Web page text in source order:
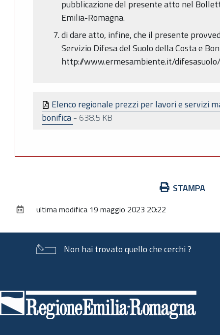
pubblicazione del presente atto nel
Emilia-Romagna.
di dare atto, infine, che il presente
Servizio Difesa del Suolo della Costa e
http://www.ermesambiente.it/
Elenco regionale prezzi per lavori e servizi
bonifica- 638.5 KB
documento
STAMPA
ultima modifica 19 maggio 2023 20:22
Non hai trovato quello che cerchi ?
di
pagina